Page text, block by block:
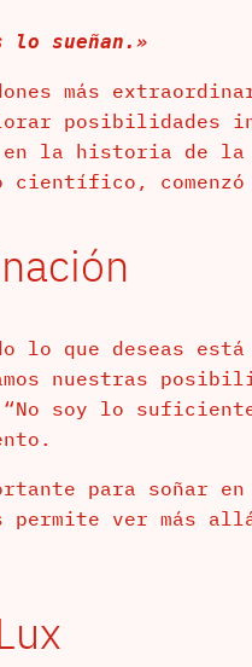
lo sueñan.»
más
posibilidades
en la historia de
comenzó
lo que deseas
nuestras
soy lo
para soñar
ver más